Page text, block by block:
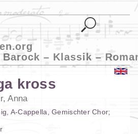
– Klassik –
kross
Anna
A-Cappella ,Gemischter Chor;